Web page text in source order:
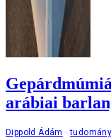
arábiai
Dippold Ádám tudomány